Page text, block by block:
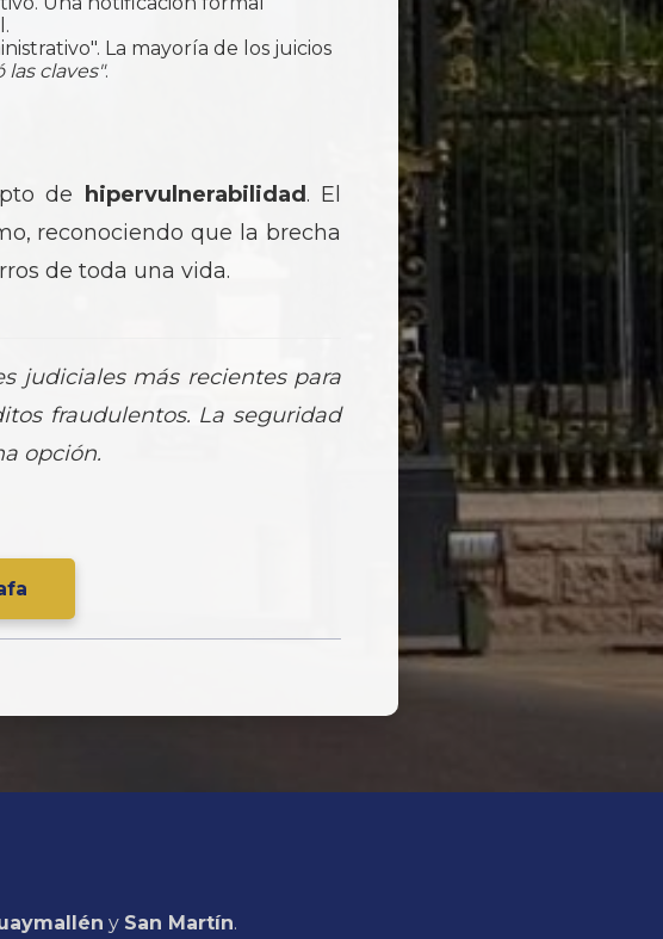
La mayoría de los juicios
las claves".
de hipervulnerabilidad . El
reconociendo que la brecha
de toda una vida.
judiciales más recientes para
fraudulentos. La seguridad
opción.
y San Martín.